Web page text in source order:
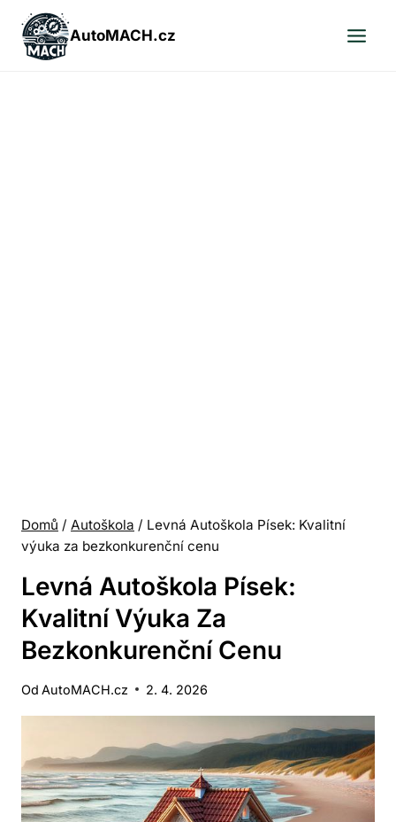
Přeskočit
obsah
AutoMACH.cz
Domů / Autoškola / Levná Autoškola Písek: Kvalitní
výuka za bezkonkurenční cenu
Levná Autoškola Písek:
Kvalitní Výuka Za
Bezkonkurenční Cenu
Od AutoMACH.cz 2. 4. 2026